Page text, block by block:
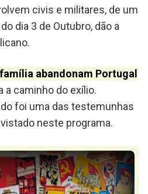
civis e militares, de um
dia 3 de Outubro, dão a
abandonam Portugal
a caminho do exílio.
foi uma das testemunhas
neste programa.